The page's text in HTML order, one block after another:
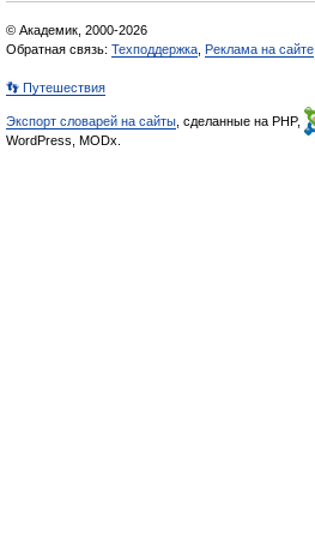
© Академик, 2000-2026
Обратная связь: Техподдержка Реклама на сайте
👣 Путешествия
Экспорт словарей на сайты , сделанные на PHP,
WordPress, MODx.